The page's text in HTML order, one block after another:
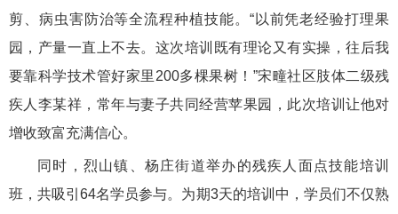
剪、病虫害防治等全流程种植技能。“以前凭老经验打理果
园，产量一直上不去。这次培训既有理论又有实操，往后我
要靠科学技术管好家里200多棵果树！”宋疃社区肢体二级残
疾人李某祥，常年与妻子共同经营苹果园，此次培训让他对
增收致富充满信心。
同时，烈山镇、杨庄街道举办的残疾人面点技能培训
班，共吸引64名学员参与。为期3天的培训中，学员们不仅熟